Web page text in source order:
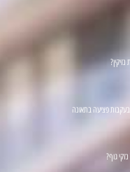
בעקבות פציעה בתאונה
גוף?